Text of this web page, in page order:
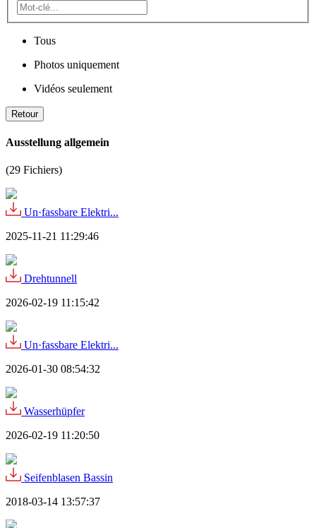
Tous
Photos uniquement
Vidéos seulement
Retour
Ausstellung allgemein
(29 Fichiers)
Un·fassbare Elektri...
2025-11-21 11:29:46
Drehtunnell
2026-02-19 11:15:42
Un·fassbare Elektri...
2026-01-30 08:54:32
Wasserhüpfer
2026-02-19 11:20:50
Seifenblasen Bassin
2018-03-14 13:57:37